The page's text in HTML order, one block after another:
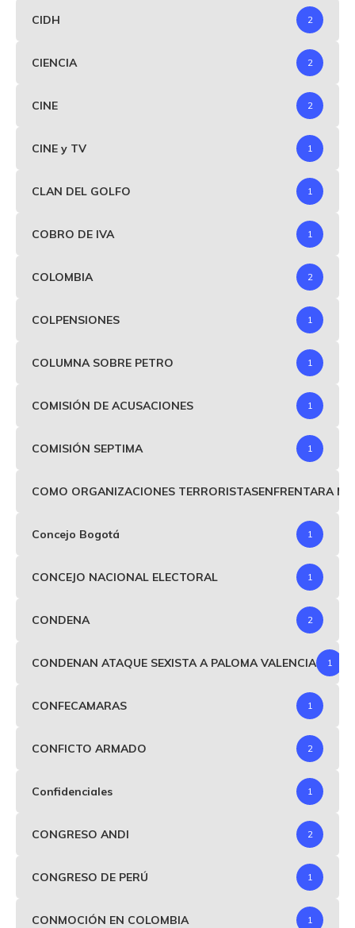
CIDH 2
CIENCIA 2
CINE 2
CINE y TV 1
CLAN DEL GOLFO 1
COBRO DE IVA 1
COLOMBIA 2
COLPENSIONES 1
COLUMNA SOBRE PETRO 1
COMISIÓN DE ACUSACIONES 1
COMISIÓN SEPTIMA 1
COMO ORGANIZACIONES TERRORISTASENFRENTARA
Concejo Bogotá 1
CONCEJO NACIONAL ELECTORAL 1
CONDENA 2
CONDENAN ATAQUE SEXISTA A PALOMA VALENCIA 1
CONFECAMARAS 1
CONFICTO ARMADO 2
Confidenciales 1
CONGRESO ANDI 2
CONGRESO DE PERÚ 1
CONMOCIÓN EN COLOMBIA 1